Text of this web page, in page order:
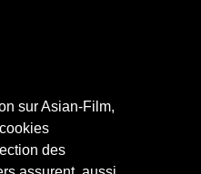
sur Asian-Film,
des